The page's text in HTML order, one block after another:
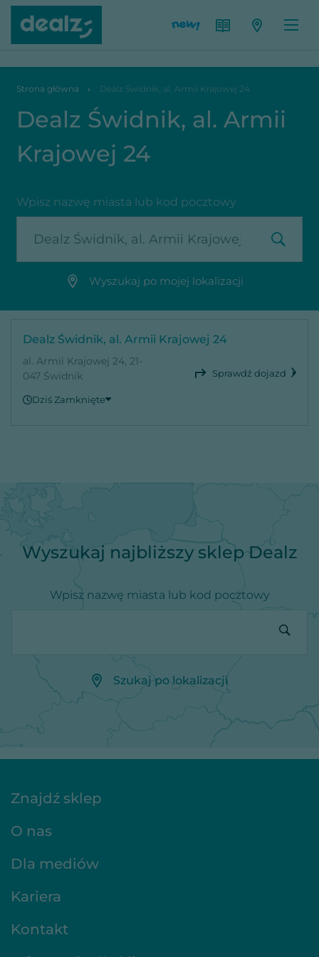
Dealz Świdnik, al. Armii Krajowej 24
Strona główna Dealz Świdnik, al. Armii Krajowej 24
Dealz Świdnik, al. Armii
Krajowej 24
Wpisz nazwę miasta lub kod pocztowy
Wyszukaj po mojej lokalizacji
Dealz Świdnik, al. Armii Krajowej 24
al. Armii Krajowej 24, 21-
047 Świdnik
Sprawdź dojazd
Dziś Zamknięte
Czwartek
09:00 - 20:00
Sobota
Wyszukaj najbliższy sklep Dealz
Wpisz nazwę miasta lub kod pocztowy
Szukaj po lokalizacji
Znajdź sklep
O nas
Dla mediów
Kariera
Kontakt